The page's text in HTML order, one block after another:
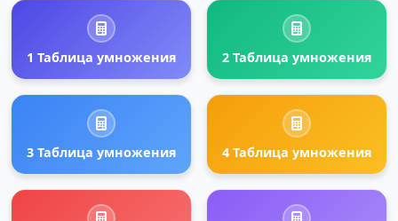
1 Таблица умножения 2 Таблица умножения
3 Таблица умножения 4 Таблица умножения